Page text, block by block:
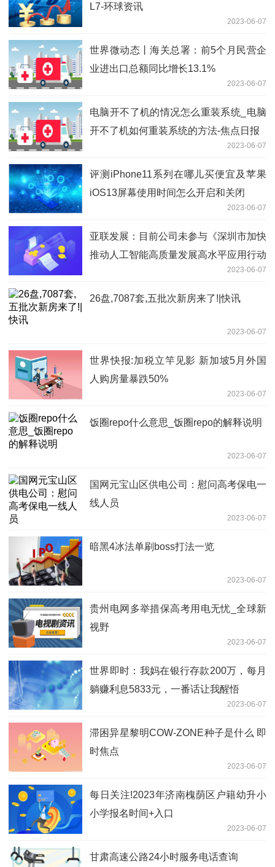
L7-环球资讯
2023-06-07
世界微动态丨海关总署：前5个月民营企
业进出口总额同比增长13.1%
2023-06-07
电脑开不了机的情况怎么重装系统_电脑
开不了机如何重装系统的方法-焦点日报
2023-06-07
评测iPhone11系列在哪儿买便宜及苹果
iOS13屏幕使用时间怎么开启和关闭
2023-06-07
亚联发展：目前公司未参与《深圳市加快
推动人工智能高质量发展高水平应用行动
方案（2023—2024年）》的相关建设|天
天精选
2023-06-07
26盘,7087套,五批次新房来了!|快讯
2023-06-07
世界快报:加税立竿见影 新加坡5月外国
人购房量暴跌50%
2023-06-07
饭圈repo什么意思_饭圈repo的解释说明
2023-06-07
国网元宝山区供电公司：慰问高考保电一
线人员
2023-06-07
暗黑4冰法单刷boss打法一览
2023-06-07
贵州电网多举措保高考用电无忧_全球新
视野
2023-06-07
世界即时：我妈在银行存款200万，每月
躺赚利息5833元，一番话让我醒悟
2023-06-07
滞困异星黎明COW-ZONE种子是什么 即
时焦点
2023-06-07
每日关注!2023年济南槐荫区户籍幼升小
小学报名时间+入口
2023-06-07
甘肃高速公路24小时服务电话查询